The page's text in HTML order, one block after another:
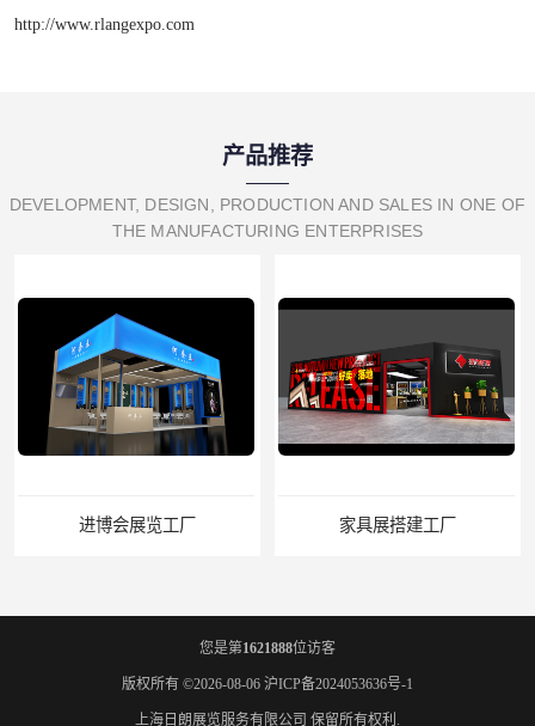
http://www.rlangexpo.com
产品推荐
DEVELOPMENT, DESIGN, PRODUCTION AND SALES IN ONE OF
THE MANUFACTURING ENTERPRISES
进博会展览工厂 家具展搭建工厂
您是第1621888位访客
版权所有 ©2026-08-06 沪ICP备2024053636号-1
上海日朗展览服务有限公司 保留所有权利.